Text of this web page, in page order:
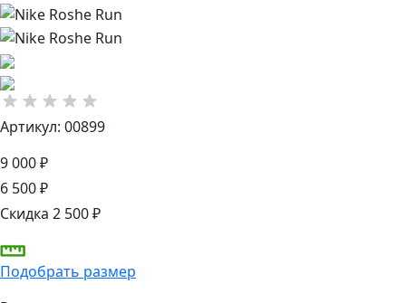
Артикул: 00899
9 000 ₽
6 500 ₽
Скидка 2 500 ₽
Подобрать размер